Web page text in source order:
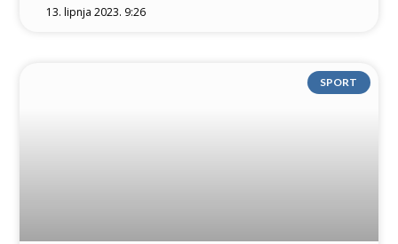
13. lipnja 2023. 9:26
SPORT